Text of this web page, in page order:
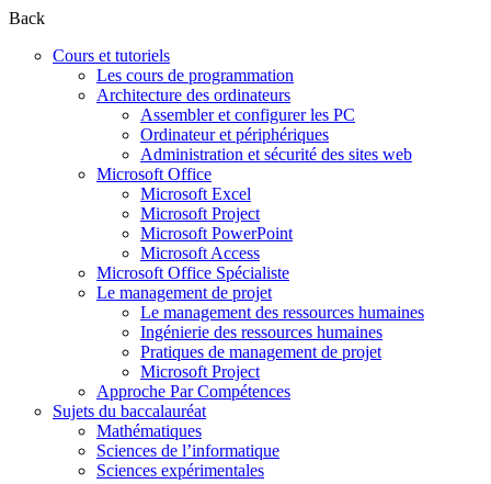
Back
Cours et tutoriels
Les cours de programmation
Architecture des ordinateurs
Assembler et configurer les PC
Ordinateur et périphériques
Administration et sécurité des sites web
Microsoft Office
Microsoft Excel
Microsoft Project
Microsoft PowerPoint
Microsoft Access
Microsoft Office Spécialiste
Le management de projet
Le management des ressources humaines
Ingénierie des ressources humaines
Pratiques de management de projet
Microsoft Project
Approche Par Compétences
Sujets du baccalauréat
Mathématiques
Sciences de l’informatique
Sciences expérimentales